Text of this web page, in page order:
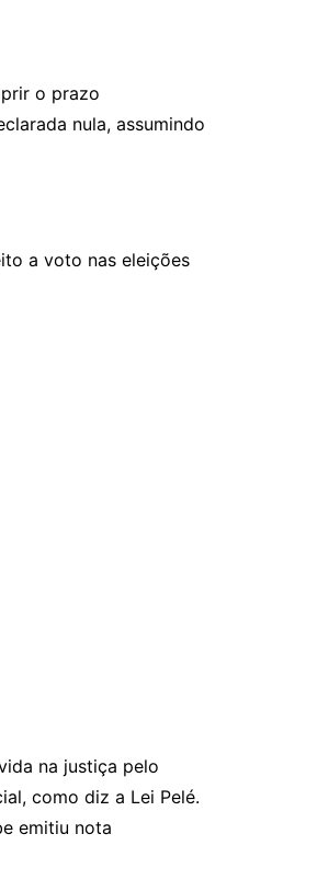
o prazo
nula, assumindo
a voto nas eleições
na justiça pelo
como diz a Lei Pelé.
emitiu nota